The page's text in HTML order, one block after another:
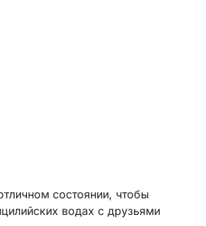
состоянии, чтобы
водах с друзьями